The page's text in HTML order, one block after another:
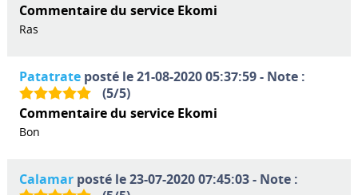
Commentaire du service Ekomi
Ras
Patatrateposté le 21-08-2020 05:37:59 - Note :
(5/5)
Commentaire du service Ekomi
Bon
Calamarposté le 23-07-2020 07:45:03 - Note :